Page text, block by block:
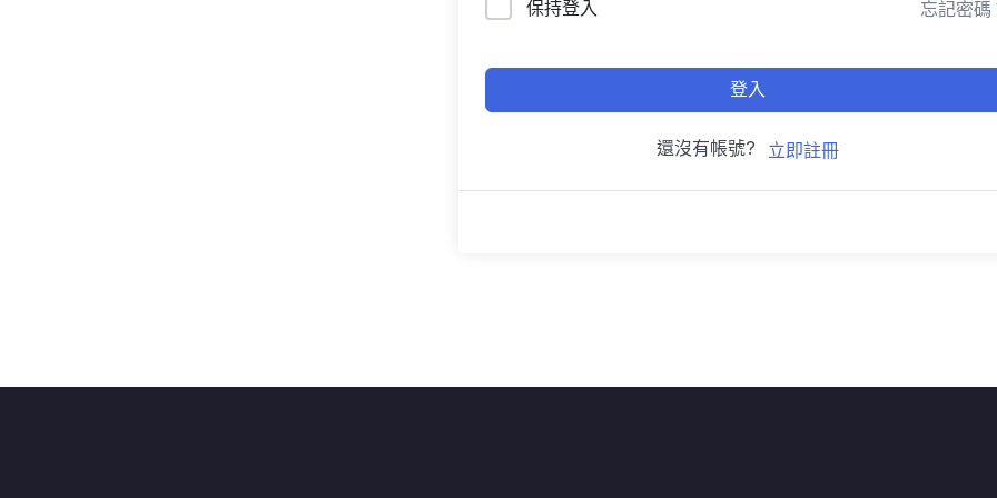
保持登入 忘記密碼
登入
還沒有帳號? 立即註冊